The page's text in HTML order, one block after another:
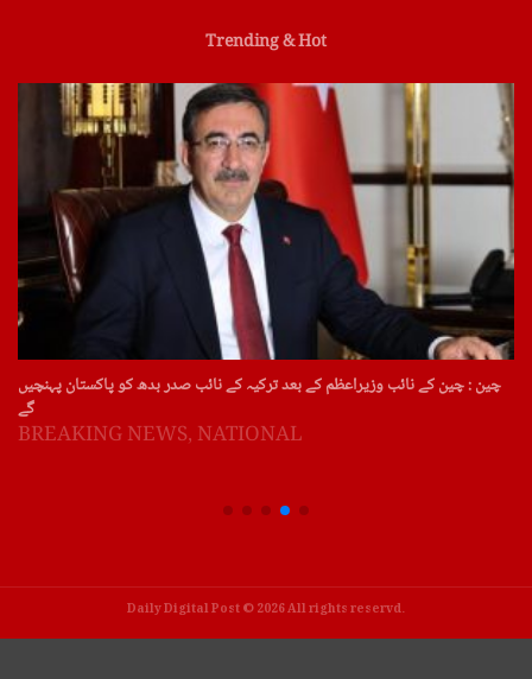
Trending & Hot
چین : چین کے نائب وزیراعظم کے بعد ترکیہ کے نائب صدر بدھ کو پاکستان پہنچیں
گے
BREAKING NEWS, NATIONAL
Daily Digital Post © 2026 All rights reservd.